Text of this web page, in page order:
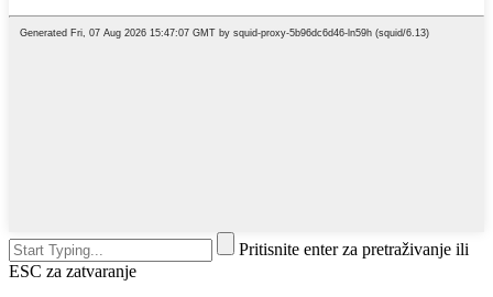
Pritisnite enter za pretraživanje ili
ESC za zatvaranje